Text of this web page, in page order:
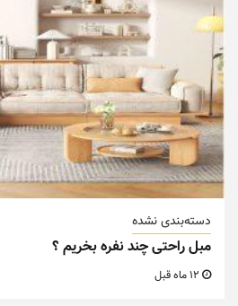
دسته‌بندی نشده
مبل راحتی چند نفره بخریم ؟